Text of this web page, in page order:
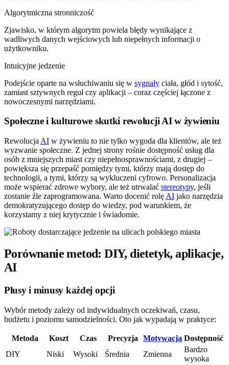
Algorytmiczna stronniczość
Zjawisko, w którym algorytm powiela błędy wynikające z
wadliwych danych wejściowych lub niepełnych informacji o
użytkowniku.
Intuicyjne jedzenie
Podejście oparte na wsłuchiwaniu się w sygnały ciała, głód i sytość,
zamiast sztywnych reguł czy aplikacji – coraz częściej łączone z
nowoczesnymi narzędziami.
Społeczne i kulturowe skutki rewolucji AI w żywieniu
Rewolucja AI w żywieniu to nie tylko wygoda dla klientów, ale też
wyzwanie społeczne. Z jednej strony rośnie dostępność usług dla
osób z mniejszych miast czy niepełnosprawnościami, z drugiej –
powiększa się przepaść pomiędzy tymi, którzy mają dostęp do
technologii, a tymi, którzy są wykluczeni cyfrowo. Personalizacja
może wspierać zdrowe wybory, ale też utrwalać stereotypy, jeśli
zostanie źle zaprogramowana. Warto docenić rolę AI jako narzędzia
demokratyzującego dostęp do wiedzy, pod warunkiem, że
korzystamy z niej krytycznie i świadomie.
Porównanie metod: DIY, dietetyk, aplikacje,
AI
Plusy i minusy każdej opcji
Wybór metody zależy od indywidualnych oczekiwań, czasu,
budżetu i poziomu samodzielności. Oto jak wypadają w praktyce:
Metoda Koszt Czas Precyzja Motywacja Dostępność
DIY
Niski Wysoki Średnia Zmienna
Bardzo
wysoka